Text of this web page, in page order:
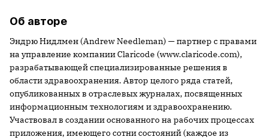
Об авторе
Эндрю Нидлмен (Andrew Needleman) — партнер с правами
на управление компании Claricode (www.claricode.com),
разрабатывающей специализированные решения в
области здравоохранения. Автор целого ряда статей,
опубликованных в отраслевых журналах, посвященных
информационным технологиям и здравоохранению.
Участвовал в создании основанного на рабочих процессах
приложения, имеющего сотни состояний (каждое из